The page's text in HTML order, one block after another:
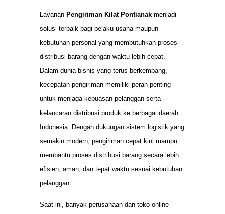
Layanan Pengiriman Kilat Pontianak menjadi
solusi terbaik bagi pelaku usaha maupun
kebutuhan personal yang membutuhkan proses
distribusi barang dengan waktu lebih cepat.
Dalam dunia bisnis yang terus berkembang,
kecepatan pengiriman memiliki peran penting
untuk menjaga kepuasan pelanggan serta
kelancaran distribusi produk ke berbagai daerah
Indonesia. Dengan dukungan sistem logistik yang
semakin modern, pengiriman cepat kini mampu
membantu proses distribusi barang secara lebih
efisien, aman, dan tepat waktu sesuai kebutuhan
pelanggan.
Saat ini, banyak perusahaan dan toko online